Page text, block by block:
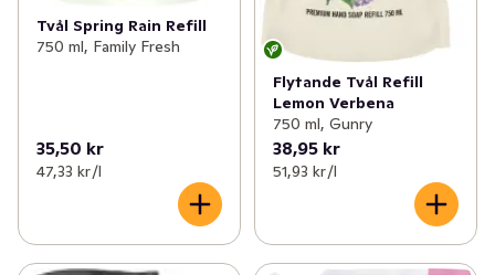
Tvål Spring Rain Refill
750 ml, Family Fresh
35,50 kr
47,33 kr /l
Flytande Tvål Refill
Lemon Verbena
750 ml, Gunry
38,95 kr
51,93 kr /l